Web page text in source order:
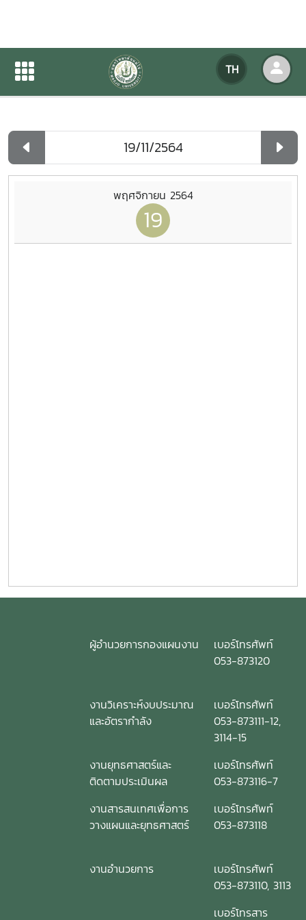
TH
ปฏิทินกิจกรรมของหน่วยงาน
ปฏิทินกิจกรรมของหน่วยงาน
พฤศจิกายน 2564
19
ผู้อำนวยการกองแผนงาน
เบอร์โทรศัพท์
053-873120
งานวิเคราะห์งบประมาณ
และอัตรากำลัง
เบอร์โทรศัพท์
053-873111-12,
3114-15
งานยุทธศาสตร์และ
ติดตามประเมินผล
เบอร์โทรศัพท์
053-873116-7
งานสารสนเทศเพื่อการ
วางแผนและยุทธศาสตร์
เบอร์โทรศัพท์
053-873118
งานอำนวยการ
เบอร์โทรศัพท์
053-873110, 3113
เบอร์โทรสาร